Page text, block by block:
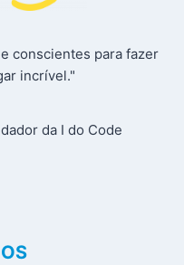
conscientes para fazer
incrível."
da I do Code